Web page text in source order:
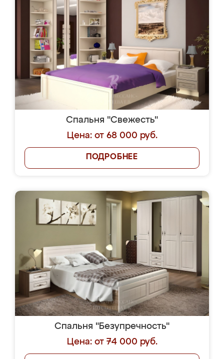
Спальня "Свежесть"
Цена: от 68 000 руб.
ПОДРОБНЕЕ
Спальня "Безупречность"
Цена: от 74 000 руб.